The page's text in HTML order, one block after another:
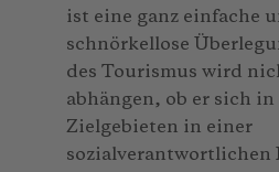
ist eine ganz einfache
schnörkellose
des Tourismus wird
abhängen, ob er sich in
Zielgebieten in einer
sozialverantwortlichen